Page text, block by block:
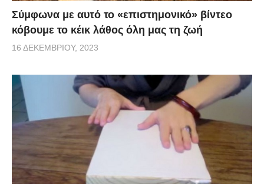
Σύμφωνα με αυτό το «επιστημονικό» βίντεο
κόβουμε το κέικ λάθος όλη μας τη ζωή
16 ΔΕΚΕΜΒΡΊΟΥ, 2023